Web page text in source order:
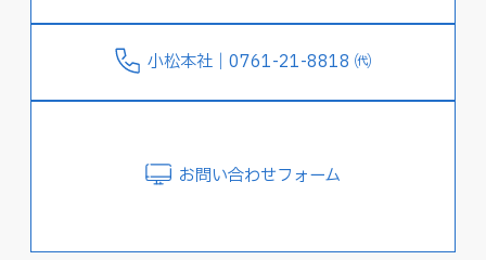
小松本社｜0761-21-8818 ㈹
お問い合わせフォーム